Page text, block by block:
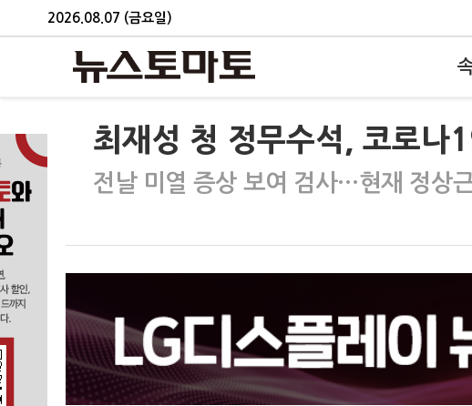
2026.08.07 (금요일)
최재성 청 정무수석, 코로나
전날 미열 증상 보여 검사…현재 정상